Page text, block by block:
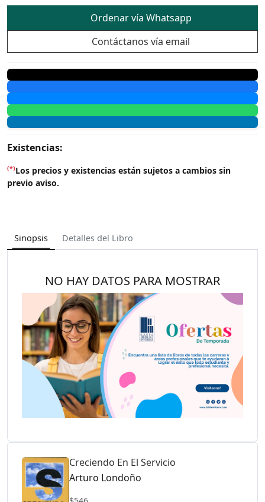
Ordenar vía Whatsapp
Contáctanos vía email
Existencias:
(*)Los precios y existencias están sujetos a cambios sin
previo aviso.
Sinopsis Detalles del Libro
NO HAY DATOS PARA MOSTRAR
Creciendo En El Servicio
Arturo Londoño